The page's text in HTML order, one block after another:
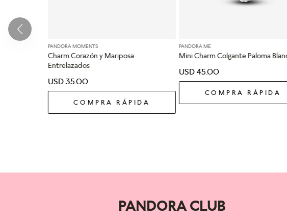
PANDORA MOMENTS
Charm Corazón y Mariposa
Entrelazados
USD 3500
COMPRA RÁPIDA
PANDORA ME
Mini Charm Colgante Paloma
USD 4500
COMPRA RÁPIDA
PANDORA CLUB